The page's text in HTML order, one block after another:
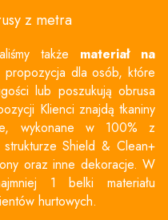
z metra
także materiał na
propozycja dla osób, które
lub poszukują obrusa
Klienci znajdą tkaniny
wykonane w 100% z
Shield & Clean+
oraz inne dekoracje. W
1 belki materiału
hurtowych.